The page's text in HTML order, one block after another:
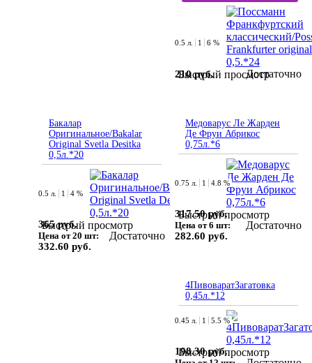
Быстрый просмотр
0.5 л. 1 6 %
210 руб. Достаточно
Бакалар
Оригинальное/Bakalar
Original Svetla Desitka
0,5л.*20
Быстрый просмотр
0.5 л. 1 4 %
365 руб.
Цена от 20 шт:
332.60 руб.
Достаточно
Медоварус Ле Жарден
Де Фруи Абрикос
0,75л.*6
Быстрый просмотр
0.75 л. 1 4.8 %
317.50 руб.
Цена от 6 шт:
282.60 руб.
Достаточно
4ПивоваратЗагатовка
0,45л.*12
Быстрый просмотр
0.45 л. 1 5.5 %
198.30 руб.